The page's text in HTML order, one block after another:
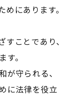
にあります。
ことであり、
。
が守られる、
に法律を役立